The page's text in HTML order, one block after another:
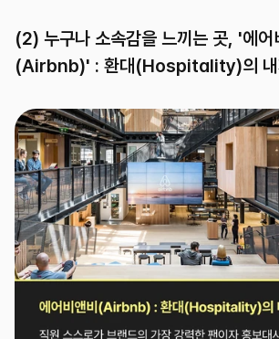
(2) 누구나 소속감을 느끼는 곳, '에어
(Airbnb)' : 환대(Hospitality)의 내